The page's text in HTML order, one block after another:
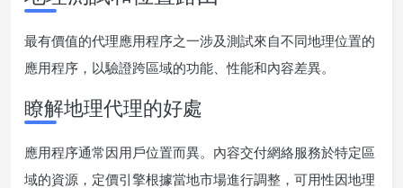
最有價值的代理應用程序之一涉及測試來自不同地理位置的
應用程序，以驗證跨區域的功能、性能和內容差異。
瞭解地理代理的好處
應用程序通常因用戶位置而異。內容交付網絡服務於特定區
域的資源，定價引擎根據當地市場進行調整，可用性因地理